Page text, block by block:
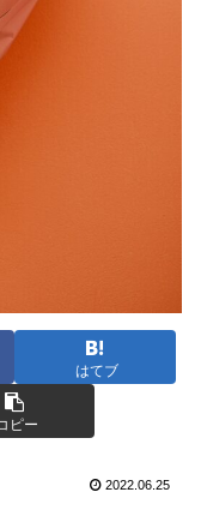
はてブ
ピー
2022.06.25